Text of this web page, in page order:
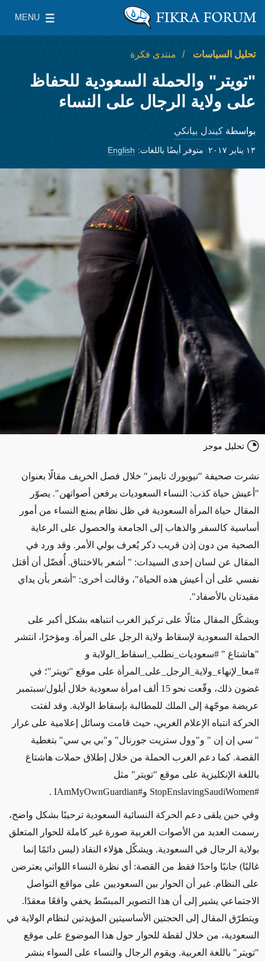
معهد واشنطن لسياسات الشرق الأدنى
MENU
Main Menu
تحليل السياسات منتدى فكرة
"تويتر" والحملة السعودية للحفاظ
على ولاية الرجال على النساء
بواسطة كيندل بيانكي
١٣ يناير ٢٠١٧ متوفر أيضًا باللغات: English
تحليل موجز
نشرت صحيفة "نيويورك تايمز" خلال فصل الخريف مقالًا بعنوان
"أعيش حياة كذب: النساء السعوديات يرفعن أصواتهن". يصوّر
المقال حياة المرأة السعودية في ظل نظام يمنع النساء من أمور
أساسية كالسفر والذهاب إلى الجامعة والحصول على الرعاية
الصحية من دون إذن قريب ذكر يُعرف بولي الأمر. وقد ورد في
المقال عن لسان إحدى السيدات: " أشعر بالاختناق. أُفضّل أن أقتل
نفسي على أن أعيش هذه الحياة"، وقالت أخرى: "أشعر بأن يداي
مقيدتان بالأصفاد".
ويشكّل المقال مثالًا على تركيز الغرب انتباهه بشكل أكبر على
الحملة السعودية لإسقاط ولاية الرجل على المرأة. ومؤخرًا، انتشر
"هاشتاغ " #سعوديات_نطلب_اسقاط_الولاية و
#معا_لإنهاء_ولاية_الرجل_على_المرأة على موقع "تويتر"؛ في
غضون ذلك، وقّعت نحو 15 ألف امرأة سعودية خلال أيلول/سبتمبر
عريضة موجّهة إلى الملك للمطالبة بإسقاط الولاية. وقد لفتت
الحركة انتباه الإعلام الغربي، حيث قامت وسائل إعلامية على غرار
" سي إن إن " و"وول ستريت جورنال" و"بي بي سي" بتغطية
القصة. كما دعم الغرب الحملة من خلال إطلاق حملات هاشتاغ
باللغة الإنكليزية على موقع "تويتر" مثل
#StopEnslavingSaudiWomen و#IAmMyOwnGuardian .
وفي حين يلقى دعم الحركة النسائية السعودية ترحيبًا بشكل واضح،
رسمت العديد من الأصوات الغربية صورة غير كاملة للحوار المتعلق
بولاية الرجال في السعودية. ويشكّل هؤلاء النقاد (ليس دائمًا إنما
غالبًا) جانبًا واحدًا فقط من القصة: أي نظرة النساء اللواتي يعترضن
على النظام. غير أن الحوار بين السعوديين على مواقع التواصل
الاجتماعي يشير إلى أن هذا التصوير المبسّط يخفي واقعًا معقدًا.
ويتطرّق المقال إلى الحجتين الأساسيتين المؤيدتين لنظام الولاية في
السعودية، من خلال لقطة للحوار حول هذا الموضوع على موقع
"تويتر" باللغة العربية. ويقوم الرجال والنساء على السواء بنشر